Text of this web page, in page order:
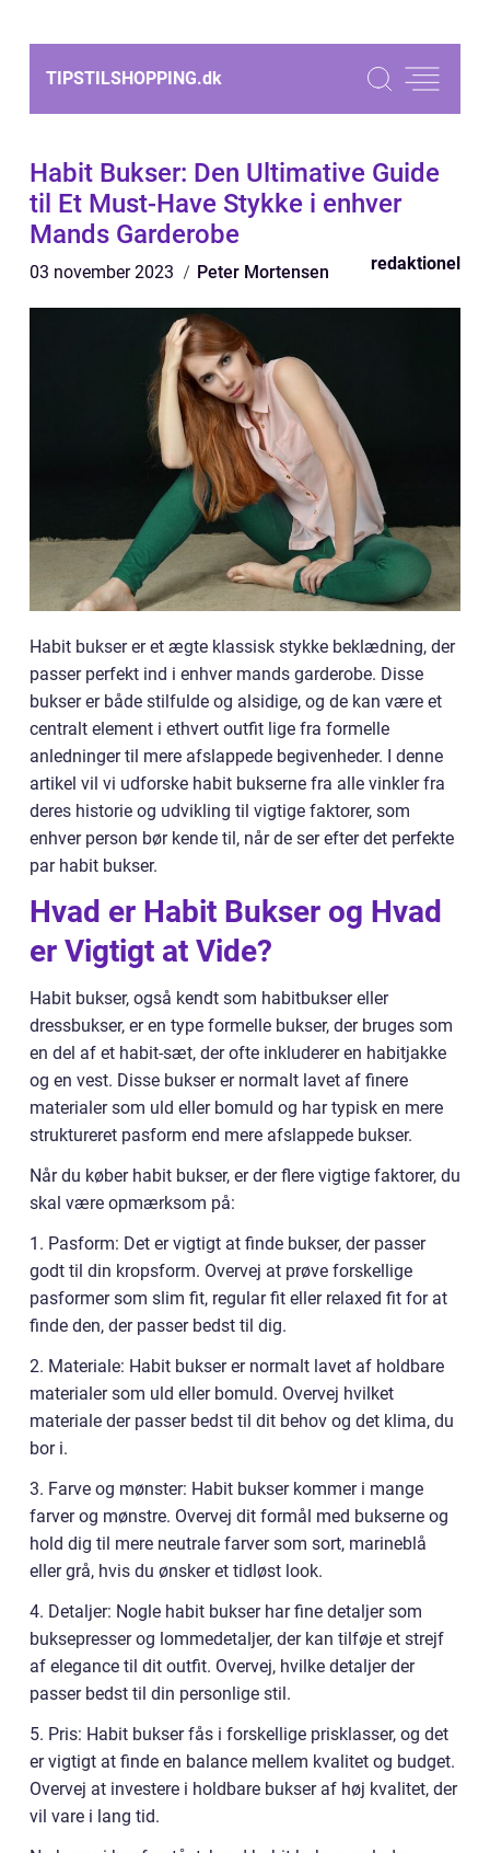
TIPSTILSHOPPING.dk
Habit Bukser: Den Ultimative Guide
til Et Must-Have Stykke i enhver
Mands Garderobe
03 november 2023 Peter Mortensen redaktionel
Habit bukser er et ægte klassisk stykke beklædning, der
passer perfekt ind i enhver mands garderobe. Disse
bukser er både stilfulde og alsidige, og de kan være et
centralt element i ethvert outfit lige fra formelle
anledninger til mere afslappede begivenheder. I denne
artikel vil vi udforske habit bukserne fra alle vinkler fra
deres historie og udvikling til vigtige faktorer, som
enhver person bør kende til, når de ser efter det perfekte
par habit bukser.
Hvad er Habit Bukser og Hvad
er Vigtigt at Vide?
Habit bukser, også kendt som habitbukser eller
dressbukser, er en type formelle bukser, der bruges som
en del af et habit-sæt, der ofte inkluderer en habitjakke
og en vest. Disse bukser er normalt lavet af finere
materialer som uld eller bomuld og har typisk en mere
struktureret pasform end mere afslappede bukser.
Når du køber habit bukser, er der flere vigtige faktorer, du
skal være opmærksom på:
1. Pasform: Det er vigtigt at finde bukser, der passer
godt til din kropsform. Overvej at prøve forskellige
pasformer som slim fit, regular fit eller relaxed fit for at
finde den, der passer bedst til dig.
2. Materiale: Habit bukser er normalt lavet af holdbare
materialer som uld eller bomuld. Overvej hvilket
materiale der passer bedst til dit behov og det klima, du
bor i.
3. Farve og mønster: Habit bukser kommer i mange
farver og mønstre. Overvej dit formål med bukserne og
hold dig til mere neutrale farver som sort, marineblå
eller grå, hvis du ønsker et tidløst look.
4. Detaljer: Nogle habit bukser har fine detaljer som
buksepresser og lommedetaljer, der kan tilføje et strejf
af elegance til dit outfit. Overvej, hvilke detaljer der
passer bedst til din personlige stil.
5. Pris: Habit bukser fås i forskellige prisklasser, og det
er vigtigt at finde en balance mellem kvalitet og budget.
Overvej at investere i holdbare bukser af høj kvalitet, der
vil vare i lang tid.